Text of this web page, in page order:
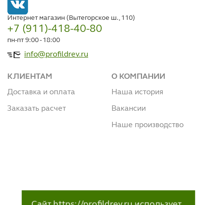
Интернет магазин (Вытегорское ш., 110)
+7 (911)-418-40-80
пн-пт 9:00 - 18:00
info@profildrev.ru
КЛИЕНТАМ
Доставка и оплата
Заказать расчет
О КОМПАНИИ
Наша история
Вакансии
Наше производство